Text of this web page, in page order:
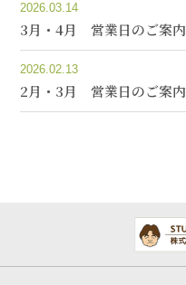
2026.03.14
3月・4月 営業日のご案内
2026.02.13
2月・3月 営業日のご案内